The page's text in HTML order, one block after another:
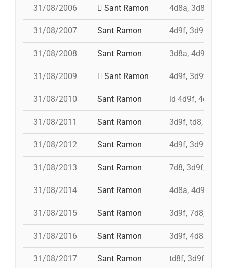
31/08/2006 Sant Ramon 4d8a, 3d8,
31/08/2007 Sant Ramon 4d9f, 3d9f,
31/08/2008 Sant Ramon 3d8a, 4d9f,
31/08/2009 Sant Ramon 4d9f, 3d9fa,
31/08/2010 Sant Ramon id 4d9f, 4d9f,
31/08/2011 Sant Ramon 3d9f, td8, id
31/08/2012 Sant Ramon 4d9f, 3d9f,
31/08/2013 Sant Ramon 7d8, 3d9f,
31/08/2014 Sant Ramon 4d8a, 4d9f,
31/08/2015 Sant Ramon 3d9f, 7d8,
31/08/2016 Sant Ramon 3d9f, 4d8a,
31/08/2017 Sant Ramon td8f, 3d9f, 4d8,